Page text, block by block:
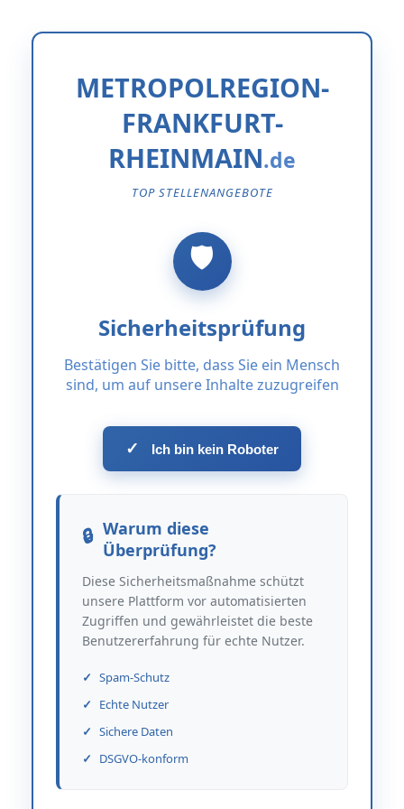
METROPOLREGION-
FRANKFURT-
RHEINMAIN
TOP STELLENANGEBOTE
Sicherheitsprüfung
Bestätigen Sie bitte, dass Sie ein Mensch
sind, um auf unsere Inhalte zuzugreifen
✓ Ich bin kein Roboter
Warum diese
Überprüfung?
Diese Sicherheitsmaßnahme schützt
unsere Plattform vor automatisierten
Zugriffen und gewährleistet die beste
Benutzererfahrung für echte Nutzer.
Spam-Schutz
Echte Nutzer
Sichere Daten
DSGVO-konform